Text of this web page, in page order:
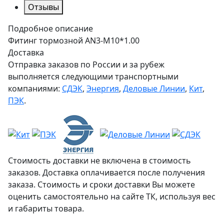
Отзывы
Подробное описание
Фитинг тормозной AN3-M10*1.00
Доставка
Отправка заказов по России и за рубеж
выполняется следующими транспортными
компаниями: СДЭК, Энергия, Деловые Линии, Кит,
ПЭК.
Стоимость доставки не включена в стоимость
заказов. Доставка оплачивается после получения
заказа. Стоимость и сроки доставки Вы можете
оценить самостоятельно на сайте ТК, используя вес
и габариты товара.